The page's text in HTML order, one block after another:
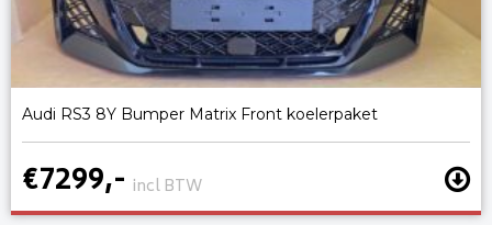
Audi RS3 8Y Bumper Matrix Front koelerpaket
€7299,- incl BTW